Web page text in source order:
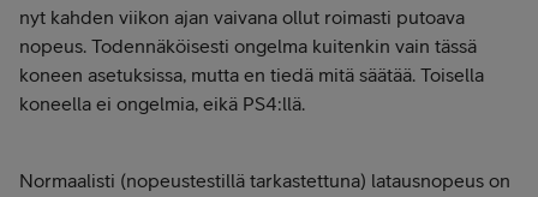
nyt kahden viikon ajan vaivana ollut roimasti putoava
nopeus. Todennäköisesti ongelma kuitenkin vain tässä
koneen asetuksissa, mutta en tiedä mitä säätää. Toisella
koneella ei ongelmia, eikä PS4:llä.
Normaalisti (nopeustestillä tarkastettuna) latausnopeus on